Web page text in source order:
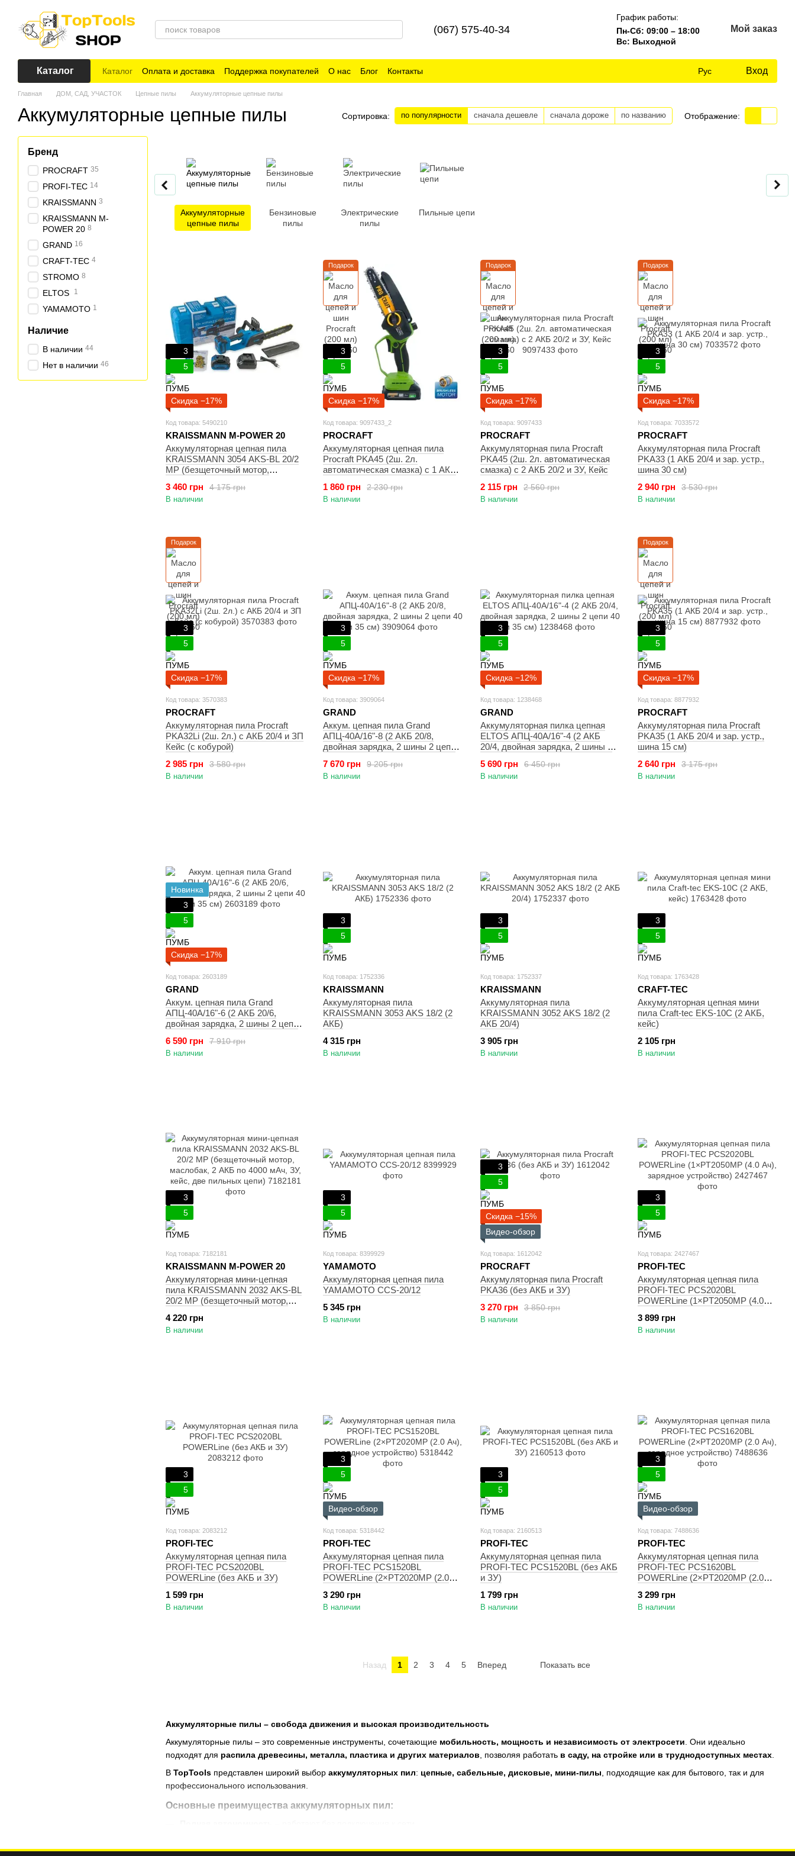
(067) 575-40-34
График работы:
Пн-Сб: 09:00 – 18:00
Вс: Выходной
Мой заказ
Каталог Каталог Оплата и доставка Поддержка покупателей О нас Блог Контакты Рус Вход
Главная ДОМ, САД, УЧАСТОК Цепные пилы Аккумуляторные цепные пилы
Аккумуляторные цепные пилы Сортировка: по популярности сначала дешевле сначала дороже по названию Отображение:
Аккумуляторные
цепные пилы
Бензиновые
пилы
Электрические
пилы
Пильные цепи
Аккумуляторные пилы – свобода движения и высокая производительность
Аккумуляторные пилы – это современные инструменты, сочетающие мобильность, мощность и независимость от электросети . Они идеально
подходят для распила древесины, металла, пластика и других материалов , позволяя работать в саду, на стройке или в труднодоступных местах
В TopTools представлен широкий выбор аккумуляторных пил: цепные, сабельные, дисковые, мини-пилы, подходящие как для бытового, так и для
профессионального использования.
Основные преимущества аккумуляторных пил:
3
5
Скидка −17%
Код товара: 5490210
KRAISSMANN M-POWER 20
Аккумуляторная цепная пила
KRAISSMANN 3054 AKS-BL 20/2
MP (безщеточный мотор,
20/4 Ач, зар. устр., 2 цепи 12"
суперзуб) кейс
4 175 грн
3 460 грн
В наличии
Подарок
3
5
Скидка −17%
Код товара: 9097433_2
PROCRAFT
Аккумуляторная цепная пила
Procraft PKA45 (2ш. 2л.
автоматическая смазка) с 1 АКБ
2 230 грн
1 860 грн
В наличии
Подарок
3
5
Скидка −17%
Код товара: 9097433
PROCRAFT
Аккумуляторная пила Procraft
PKA45 (2ш. 2л. автоматическая
смазка) с 2 АКБ 20/2 и ЗУ, Кейс
2 560 грн
2 115 грн
В наличии
Подарок
3
5
Скидка −17%
Код товара: 7033572
PROCRAFT
Аккумуляторная пила Procraft
PKA33 (1 АКБ 20/4 и зар. устр.,
шина 30 см)
3 530 грн
2 940 грн
В наличии
Подарок
3
5
Скидка −17%
Код товара: 3570383
PROCRAFT
Аккумуляторная пила Procraft
PKA32Li (2ш. 2л.) с АКБ 20/4 и ЗП
Кейс (с кобурой)
3 580 грн
2 985 грн
В наличии
3
5
Скидка −17%
Код товара: 3909064
GRAND
Аккум. цепная пила Grand
АПЦ-40А/16"-8 (2 АКБ 20/8,
двойная зарядка, 2 шины 2 цепи
9 205 грн
7 670 грн
В наличии
3
5
Скидка −12%
Код товара: 1238468
GRAND
Аккумуляторная пилка цепная
ELTOS АПЦ-40А/16"-4 (2 АКБ
20/4, двойная зарядка, 2 шины 2
6 450 грн
5 690 грн
В наличии
Подарок
3
5
Скидка −17%
Код товара: 8877932
PROCRAFT
Аккумуляторная пила Procraft
PKA35 (1 АКБ 20/4 и зар. устр.,
шина 15 см)
3 175 грн
2 640 грн
В наличии
Новинка
3
5
Скидка −17%
Код товара: 2603189
GRAND
Аккум. цепная пила Grand
АПЦ-40А/16"-6 (2 АКБ 20/6,
двойная зарядка, 2 шины 2 цепи
7 910 грн
6 590 грн
В наличии
3
5
Код товара: 1752336
KRAISSMANN
Аккумуляторная пила
KRAISSMANN 3053 AKS 18/2 (2
АКБ)
4 315 грн
В наличии
3
5
Код товара: 1752337
KRAISSMANN
Аккумуляторная пила
KRAISSMANN 3052 AKS 18/2 (2
АКБ 20/4)
3 905 грн
В наличии
3
5
Код товара: 1763428
CRAFT-TEC
Аккумуляторная цепная мини
пила Craft-tec EKS-10C (2 АКБ,
кейс)
2 105 грн
В наличии
3
5
Код товара: 7182181
KRAISSMANN M-POWER 20
Аккумуляторная мини-цепная
пила KRAISSMANN 2032 AKS-BL
20/2 MP (безщеточный мотор,
кейс, две пильных цепи)
4 220 грн
В наличии
3
5
Код товара: 8399929
YAMAMOTO
Аккумуляторная цепная пила
YAMAMOTO CCS-20/12
5 345 грн
В наличии
3
5
Скидка −15%
Видео-обзор
Код товара: 1612042
PROCRAFT
Аккумуляторная пила Procraft
PKA36 (без АКБ и ЗУ)
3 850 грн
3 270 грн
В наличии
3
5
Код товара: 2427467
PROFI-TEC
Аккумуляторная цепная пила
PROFI-TEC PCS2020BL
POWERLine (1×PT2050MP (4.0
3 899 грн
В наличии
3
5
Код товара: 2083212
PROFI-TEC
Аккумуляторная цепная пила
PROFI-TEC PCS2020BL
POWERLine (без АКБ и ЗУ)
1 599 грн
В наличии
3
5
Видео-обзор
Код товара: 5318442
PROFI-TEC
Аккумуляторная цепная пила
PROFI-TEC PCS1520BL
POWERLine (2×PT2020MP (2.0
3 290 грн
В наличии
3
5
Код товара: 2160513
PROFI-TEC
Аккумуляторная цепная пила
PROFI-TEC PCS1520BL (без АКБ
и ЗУ)
1 799 грн
В наличии
3
5
Видео-обзор
Код товара: 7488636
PROFI-TEC
Аккумуляторная цепная пила
PROFI-TEC PCS1620BL
POWERLine (2×PT2020MP (2.0
3 299 грн
В наличии
Назад 1 2 3 4 5 Вперед Показать все
Бренд
PROCRAFT 35
PROFI-TEC 14
KRAISSMANN 3
KRAISSMANN M-
POWER 20 8
GRAND 16
CRAFT-TEC 4
STROMO 8
ELTOS 1
YAMAMOTO 1
Наличие
В наличии 44
Нет в наличии 46